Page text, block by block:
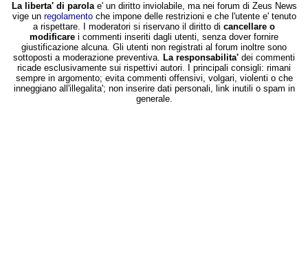
La liberta' di parolae' un diritto inviolabile, ma nei forum di Zeus News
vige un regolamentoche impone delle restrizioni e che l'utente e' tenuto
a rispettare. I moderatori si riservano il diritto di cancellare o
modificare i commenti inseriti dagli utenti, senza dover fornire
giustificazione alcuna. Gli utenti non registrati al forum inoltre sono
sottoposti a moderazione preventiva. La responsabilita' dei commenti
ricade esclusivamente sui rispettivi autori. I principali consigli: rimani
sempre in argomento; evita commenti offensivi, volgari, violenti o che
inneggiano all'illegalita'; non inserire dati personali, link inutili o spam in
generale.